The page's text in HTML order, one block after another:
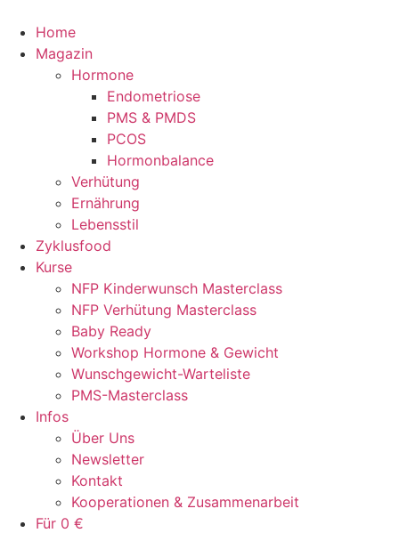
Home
Magazin
Hormone
Endometriose
PMS & PMDS
PCOS
Hormonbalance
Verhütung
Ernährung
Lebensstil
Zyklusfood
Kurse
NFP Kinderwunsch Masterclass
NFP Verhütung Masterclass
Baby Ready
Workshop Hormone & Gewicht
Wunschgewicht-Warteliste
PMS-Masterclass
Infos
Über Uns
Newsletter
Kontakt
Kooperationen & Zusammenarbeit
Für 0 €